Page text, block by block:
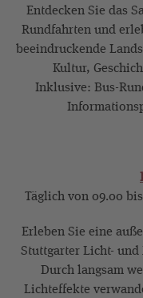
Entdecken Sie das
Rundfahrten und
beeindruckende
Kultur,
Inklusive: Bus-
Täglich von 09.00
Erleben Sie eine
Stuttgarter Licht-
Durch langsam
Lichteffekte